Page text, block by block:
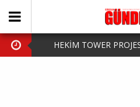
HEKİM TOWER